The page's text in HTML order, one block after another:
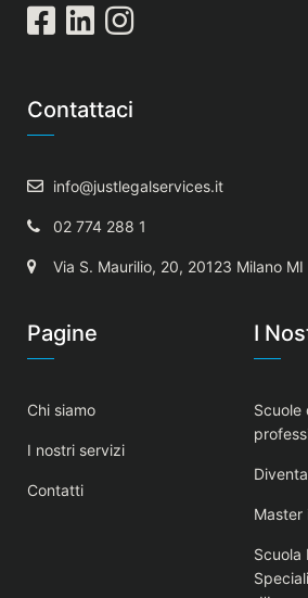
Contattaci
info@justlegalservices.it
02 774 288 1
Via S. Maurilio, 20, 20123 Milano MI
Pagine
Chi siamo
I nostri servizi
Contatti
I
Scuole
Master
Scuola